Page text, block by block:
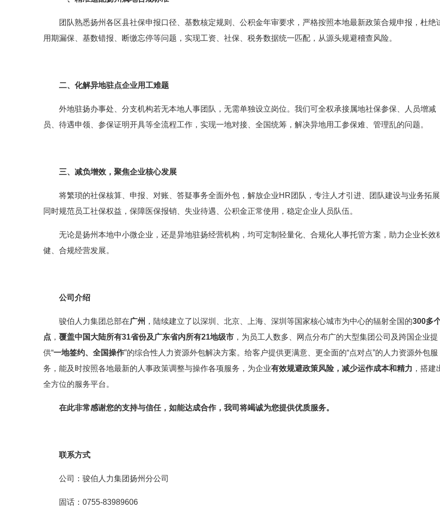
团队熟悉扬州各区县社保申报口径、基数核定规则、公积金年审要求，严格按照本地最新政策合规申报，杜绝
用期漏保、基数错报、断缴忘停等问题，实现工资、社保、税务数据统一匹配，从源头规避稽查风险。
二、化解异地驻点企业用工难题
外地驻扬办事处、分支机构若无本地人事团队，无需单独设立岗位。我们可全权承接属地社保参保、人员增减
员、待遇申领、参保证明开具等全流程工作，实现一地对接、全国统筹，解决异地用工参保难、管理乱的问题。
三、减负增效，聚焦企业核心发展
将繁琐的社保核算、申报、对账、答疑事务全面外包，解放企业HR团队，专注人才引进、团队建设与业务拓
同时规范员工社保权益，保障医保报销、失业待遇、公积金正常使用，稳定企业人员队伍。
无论是扬州本地中小微企业，还是异地驻扬经营机构，均可定制轻量化、合规化人事托管方案，助力企业长效
健、合规经营发展。
公司介绍
骏伯人力集团总部在广州 ，陆续建立了以深圳、北京、上海、深圳等国家核心城市为中心的辐射全国的300多
点 ， 覆盖中国大陆所有31省份及广东省内所有21地级市 ，为员工人数多、网点分布广的大型集团公司及跨国企业提
供“一地签约、全国操作”的综合性人力资源外包解决方案。给客户提供更满意、更全面的“点对点”的人力资源外包服
务，能及时按照各地最新的人事政策调整与操作各项服务，为企业有效规避政策风险，减少运作成本和精力 ，搭建
全方位的服务平台。
在此非常感谢您的支持与信任，如能达成合作，我司将竭诚为您提供优质服务。
联系方式
公司：骏伯人力集团扬州分公司
固话：0755-83989606